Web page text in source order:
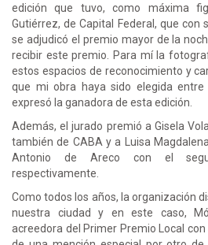
edición que tuvo, como máxima
Gutiérrez, de Capital Federal, que con
se adjudicó el premio mayor de la
recibir este premio. Para mí la
estos espacios de reconocimiento y
que mi obra haya sido elegida entre
expresó la ganadora de esta edición.
Además, el jurado premió a Gisela
también de CABA y a Luisa
Antonio de Areco con el
respectivamente.
Como todos los años, la organización
nuestra ciudad y en este caso,
acreedora del Primer Premio Local con